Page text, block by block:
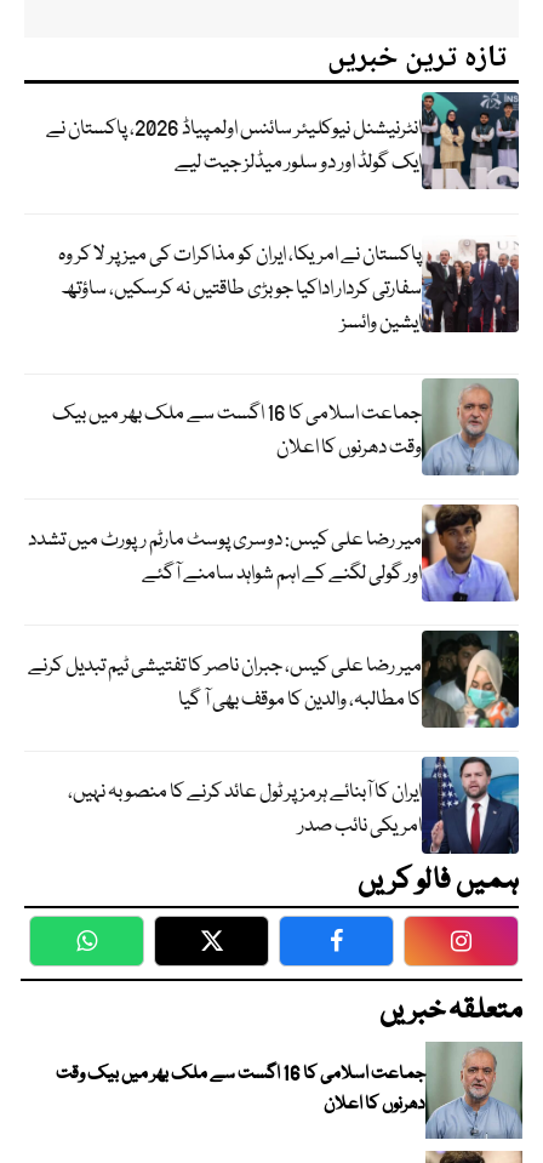
تازہ ترین خبریں
انٹرنیشنل نیوکلیئر سائنس اولمپیاڈ 2026، پاکستان نے
ایک گولڈ اور دو سلور میڈلز جیت لیے
پاکستان نے امریکا، ایران کو مذاکرات کی میز پر لا کر وہ
سفارتی کردار اداکیا جو بڑی طاقتیں نہ کرسکیں، ساؤتھ
ایشین وائسز
جماعت اسلامی کا 16 اگست سے ملک بھر میں بیک
وقت دھرنوں کا اعلان
میر رضا علی کیس: دوسری پوسٹ مارٹم رپورٹ میں تشدد
اور گولی لگنے کے اہم شواہد سامنے آگئے
میر رضا علی کیس، جبران ناصر کا تفتیشی ٹیم تبدیل کرنے
کا مطالبہ، والدین کا موقف بھی آ گیا
ایران کا آبنائے ہرمز پر ٹول عائد کرنے کا منصوبہ نہیں،
امریکی نائب صدر
ہمیں فالو کریں
WhatsApp Twitter Facebook
متعلقہ خبریں
جماعت اسلامی کا 16 اگست سے ملک بھر میں بیک وقت
دھرنوں کا اعلان